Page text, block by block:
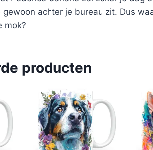
gewoon achter je bureau zit. Dus
mok?
producten